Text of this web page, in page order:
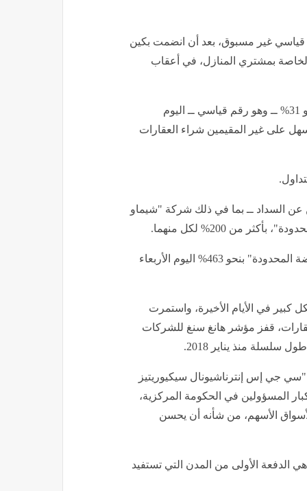
غير مسبوق، بعد أن انضمت بكين
بمشتري المنازل، في أعقاب
قفز مؤشر "بلومبرج إنتليجنس" لأسهم العقارات الصينية بنحو 31% ــ وهو رقم قياسي ــ اليوم
على غير المقيمين شراء العقارات
.
عن السداد ــ بما في ذلك شركة "شيماو
من 200% لكل منهما.
وصعدت أسهم شركة "هوارونغ إنترناشيونال فاينانشال القابضة المحدودة" بنحو 463% اليوم الأربعاء
كبير في الأيام الأخيرة، واستمرت
قفز مؤشر هانغ سنغ للشركات
.
جي إس إنترناشيونال سيكيوريتيز
المسؤولين في الحكومة المركزية،
لأسواق الأسهم، من شأنه أن يحسن
الدفعة الأولى من المدن التي تستفيد